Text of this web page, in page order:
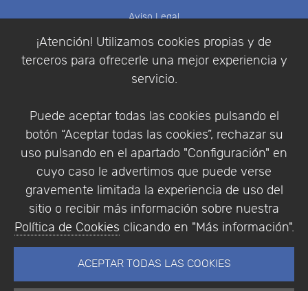
¡Atención! Utilizamos cookies propias y de
terceros para ofrecerle una mejor experiencia y
servicio.
Puede aceptar todas las cookies pulsando el
botón “Aceptar todas las cookies”, rechazar su
uso pulsando en el apartado "Configuración" en
cuyo caso le advertimos que puede verse
gravemente limitada la experiencia de uso del
sitio o recibir más información sobre nuestra
Política de Cookies clicando en "Más información".
ACEPTAR TODAS LAS COOKIES
Aviso Legal
Política de Privacidad
Condiciones de compra
Identificarse
Empresa|Aviso Legal| Política de Privacidad |
Política de Cookies
© Copyright 1994 - 2026. Addlink Software
Científico, S.L.
Portugal.